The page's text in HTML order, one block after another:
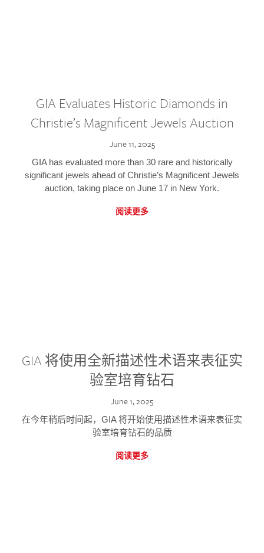
GIA Evaluates Historic Diamonds in
Christie’s Magnificent Jewels Auction
June 11, 2025
GIA has evaluated more than 30 rare and historically
significant jewels ahead of Christie’s Magnificent Jewels
auction, taking place on June 17 in New York.
阅读更多
GIA 将使用全新描述性术语来表征实
验室培育钻石
June 1, 2025
在今年稍后时间起，GIA 将开始使用描述性术语来表征实
验室培育钻石的品质
阅读更多